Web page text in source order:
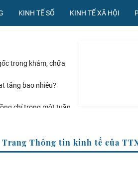
KINH TẾ SỐ KINH TẾ XÃ HỘI
trong khám, chữa
tăng bao nhiêu?
chỉ trong một tuần
Trang Thông tin